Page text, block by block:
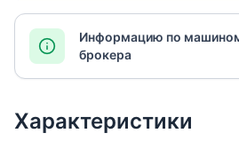
Информацию по
брокера
Характеристики